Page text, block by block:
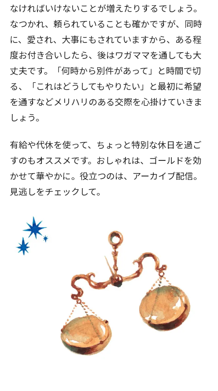
なければいけないことが増えたりするでしょう。
なつかれ、頼られていることも確かですが、同時
に、愛され、大事にもされていますから、ある程
度お付き合いしたら、後はワガママを通しても大
丈夫です。「何時から別件があって」と時間で切
る、「これはどうしてもやりたい」と最初に希望
を通すなどメリハリのある交際を心掛けていきま
しょう。
有給や代休を使って、ちょっと特別な休日を過ご
すのもオススメです。おしゃれは、ゴールドを効
かせて華やかに。役立つのは、アーカイブ配信。
見逃しをチェックして。